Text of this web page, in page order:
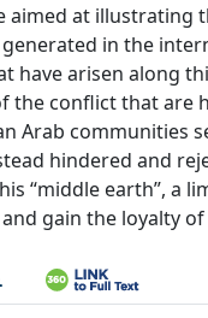
aimed at illustrating
in the
have arisen along
the conflict that are
Arab communities
hindered and
“middle earth”, a
gain the loyalty